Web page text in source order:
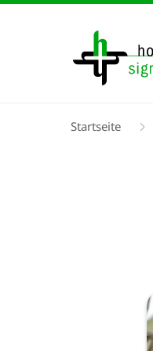
Startseite